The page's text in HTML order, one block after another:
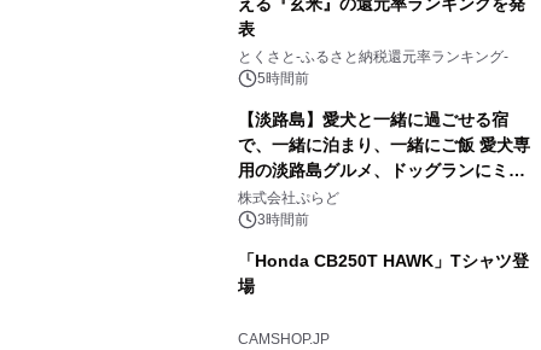
表
とくさと-ふるさと納税還元率ランキング-
5時間前
【淡路島】愛犬と一緒に過ごせる宿
で、一緒に泊まり、一緒にご飯 愛犬専
用の淡路島グルメ、ドッグランにミニ
プール グランピングとトレーラーハウ
スの2施設で
株式会社ぷらど
3時間前
「Honda CB250T HAWK」Tシャツ登
場
CAMSHOP.JP